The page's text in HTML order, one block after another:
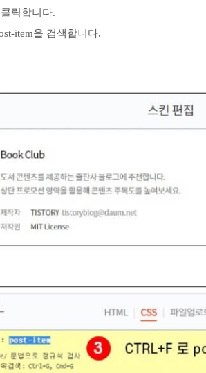
릭합니다.
item을 검색합니다.